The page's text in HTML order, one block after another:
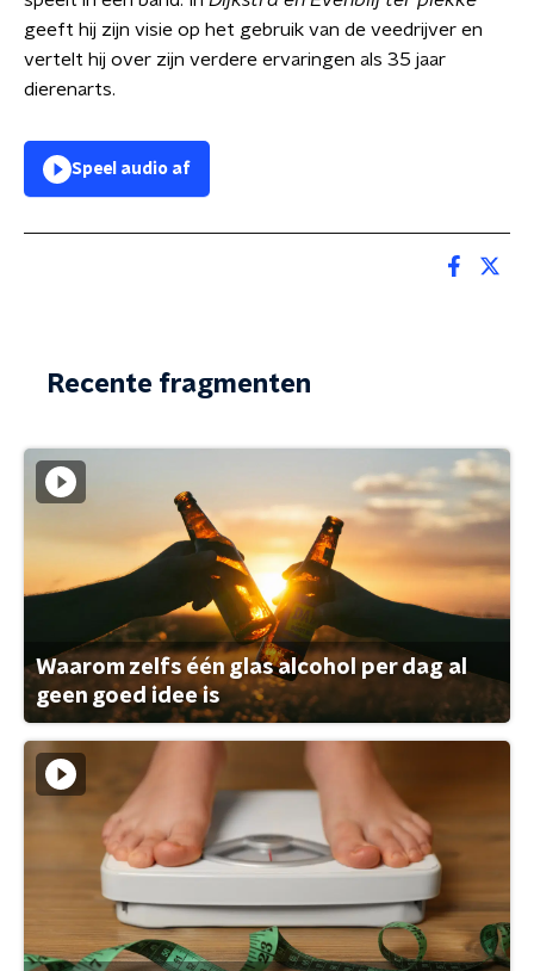
geeft hij zijn visie op het gebruik van de veedrijver en
vertelt hij over zijn verdere ervaringen als 35 jaar
dierenarts.
Speel audio af
Recente fragmenten
Waarom zelfs één glas alcohol per dag al
geen goed idee is